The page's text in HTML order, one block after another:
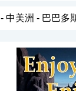
中美洲 - 巴巴多